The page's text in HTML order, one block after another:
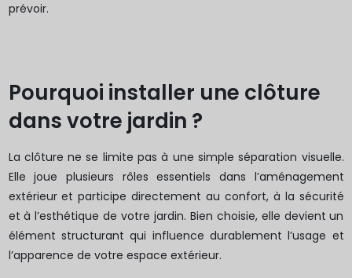
prévoir.
Pourquoi installer une clôture
dans votre jardin ?
La clôture ne se limite pas à une simple séparation visuelle.
Elle joue plusieurs rôles essentiels dans l’aménagement
extérieur et participe directement au confort, à la sécurité
et à l’esthétique de votre jardin. Bien choisie, elle devient un
élément structurant qui influence durablement l’usage et
l’apparence de votre espace extérieur.